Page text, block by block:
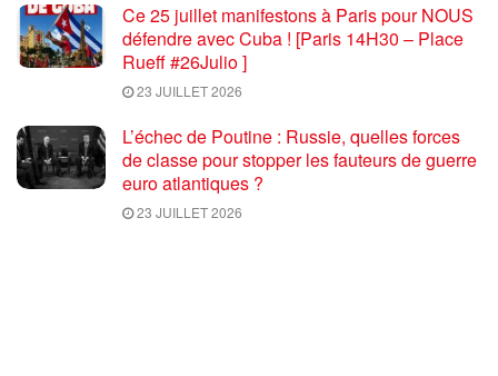
Ce 25 juillet manifestons à Paris pour NOUS
défendre avec Cuba ! [Paris 14H30 – Place
Rueff #26Julio ]
23 JUILLET 2026
L’échec de Poutine : Russie, quelles forces
de classe pour stopper les fauteurs de guerre
euro atlantiques ?
23 JUILLET 2026